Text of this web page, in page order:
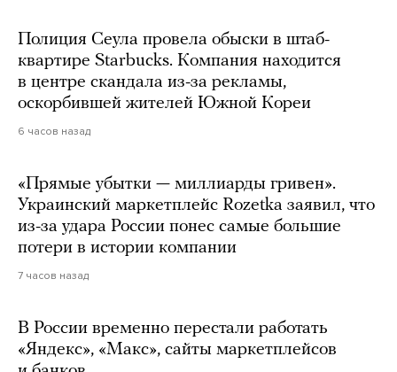
Полиция Сеула провела обыски в штаб-
квартире Starbucks. Компания находится
в центре скандала из-за рекламы,
оскорбившей жителей Южной Кореи
6 часов назад
«Прямые убытки — миллиарды гривен».
Украинский маркетплейс Rozetka заявил, что
из-за удара России понес самые большие
потери в истории компании
7 часов назад
В России временно перестали работать
«Яндекс», «Макс», сайты маркетплейсов